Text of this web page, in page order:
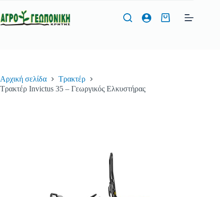
στο
περιεχόμενο
Όνομα*
Διεύθυνση Email
Καλάθι
Αρχική σελίδα
Τρακτέρ
Τρακτέρ Invictus 35 – Γεωργικός Ελκυστήρας